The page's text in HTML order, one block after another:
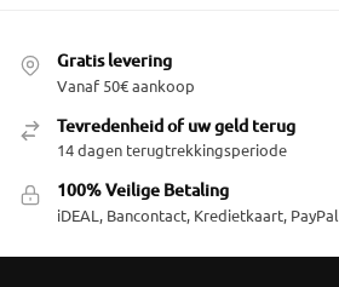
Gratis levering
Vanaf 50€ aankoop
Tevredenheid of uw geld terug
14 dagen terugtrekkingsperiode
100% Veilige Betaling
iDEAL, Bancontact, Kredietkaart, PayPal